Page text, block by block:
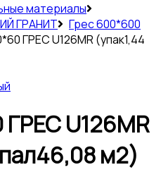
материалы
ГРАНИТ
Грес 600*600
ГРЕС U126MR (упак1,44
U126MR
м2)